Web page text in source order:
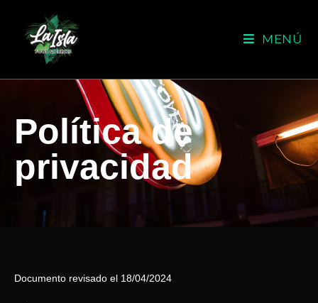
MENÚ
Política de
privacidad
Documento revisado el 18/04/2024